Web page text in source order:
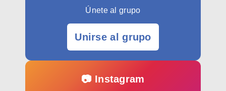
Únete al grupo
Unirse al grupo
📷 Instagram